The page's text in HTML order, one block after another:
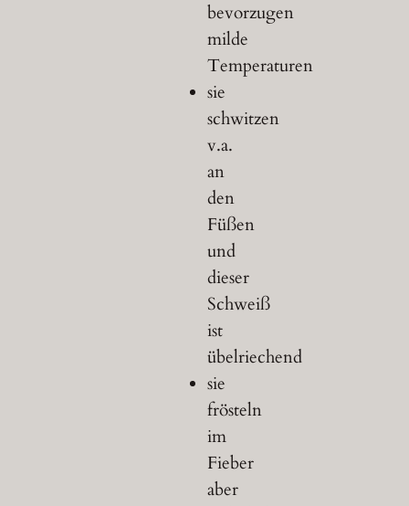
bevorzugen
milde
Temperaturen
sie
schwitzen
v.a.
an
den
Füßen
und
dieser
Schweiß
ist
übelriechend
sie
frösteln
im
Fieber
aber